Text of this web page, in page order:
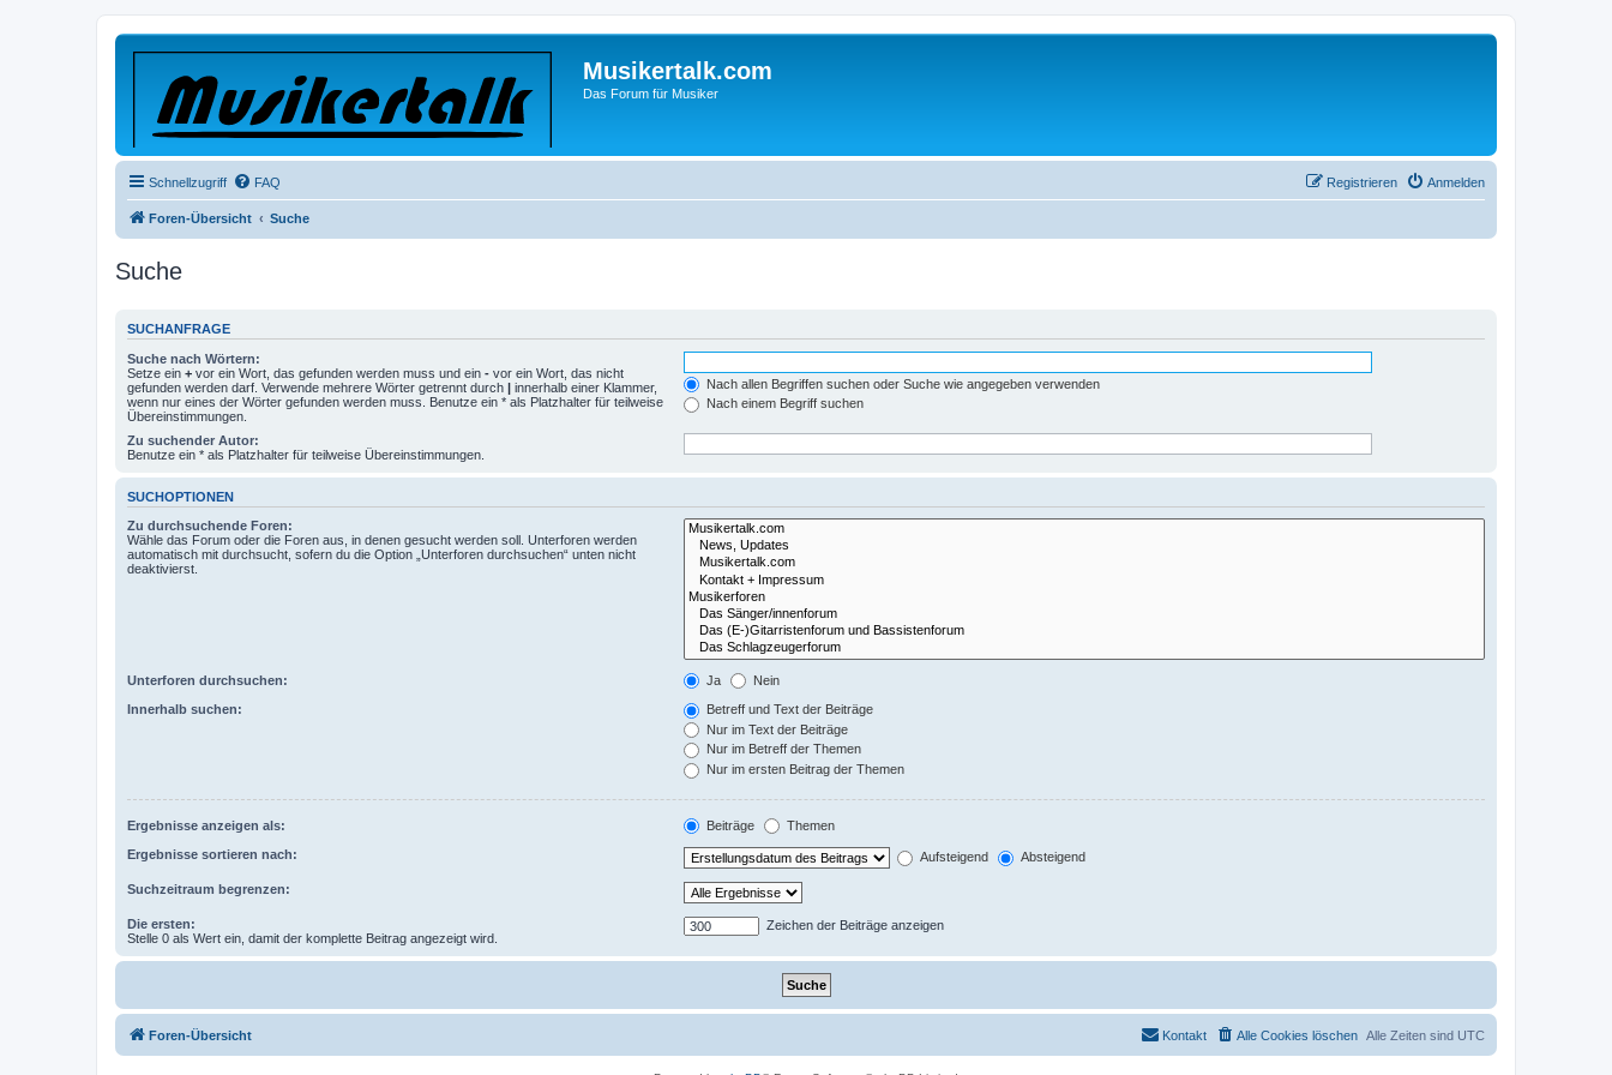
Musikertalk.com
Das Forum für Musiker
Schnellzugriff FAQ Anmelden
Registrieren
Foren-Übersicht Suche
Suche
SUCHANFRAGE
Suche nach Wörtern:
Setze ein + vor ein Wort, das gefunden werden muss und ein - vor ein Wort, das nicht
gefunden werden darf. Verwende mehrere Wörter getrennt durch | innerhalb einer Klammer,
wenn nur eines der Wörter gefunden werden muss. Benutze ein * als Platzhalter für teilweise
Übereinstimmungen.
Nach allen Begriffen suchen oder Suche wie angegeben verwenden
Nach einem Begriff suchen
Zu suchender Autor:
Benutze ein * als Platzhalter für teilweise Übereinstimmungen.
SUCHOPTIONEN
Zu durchsuchende Foren:
Wähle das Forum oder die Foren aus, in denen gesucht werden soll. Unterforen werden
automatisch mit durchsucht, sofern du die Option „Unterforen durchsuchen“ unten nicht
deaktivierst.
Unterforen durchsuchen: Ja Nein
Innerhalb suchen:
Betreff und Text der Beiträge
Nur im Text der Beiträge
Nur im Betreff der Themen
Nur im ersten Beitrag der Themen
Ergebnisse anzeigen als: Beiträge Themen
Ergebnisse sortieren nach: Aufsteigend Absteigend
Suchzeitraum begrenzen:
Die ersten:
Stelle 0 als Wert ein, damit der komplette Beitrag angezeigt wird.
Zeichen der Beiträge anzeigen
Foren-Übersicht Alle Zeiten sind UTC
Alle Cookies löschen
Kontakt